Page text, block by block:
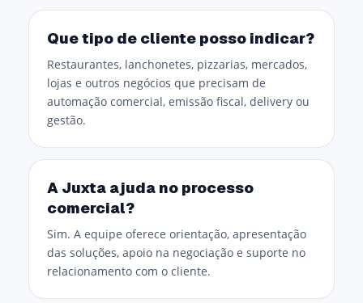
Que tipo de cliente posso indicar?
Restaurantes, lanchonetes, pizzarias, mercados,
lojas e outros negócios que precisam de
automação comercial, emissão fiscal, delivery ou
gestão.
A Juxta ajuda no processo
comercial?
Sim. A equipe oferece orientação, apresentação
das soluções, apoio na negociação e suporte no
relacionamento com o cliente.